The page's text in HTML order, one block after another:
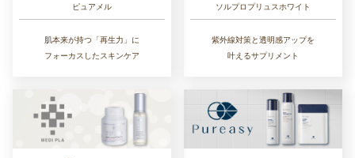
ピュアメル
肌本来が持つ「再生力」に
フォーカスしたスキンケア
ソルプロプリュスホワイト
紫外線対策と透明感アップを
叶えるサプリメント